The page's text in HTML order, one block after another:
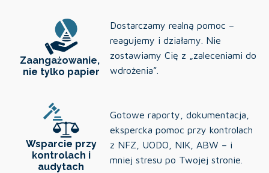
Zaangażowanie,
nie tylko papier
Dostarczamy realną pomoc –
reagujemy i działamy. Nie
zostawiamy Cię z „zaleceniami do
wdrożenia”.
Wsparcie przy
kontrolach i
audytach
Gotowe raporty, dokumentacja,
ekspercka pomoc przy kontrolach
z NFZ, UODO, NIK, ABW – i
mniej stresu po Twojej stronie.